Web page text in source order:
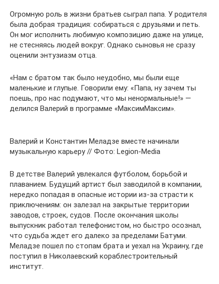
Огромную роль в жизни братьев сыграл папа. У родителя
была добрая традиция: собираться с друзьями и петь.
Он мог исполнить любимую композицию даже на улице,
не стесняясь людей вокруг. Однако сыновья не сразу
оценили энтузиазм отца.
«Нам с братом так было неудобно, мы были еще
маленькие и глупые. Говорили ему: «Папа, ну зачем ты
поешь, про нас подумают, что мы ненормальные!» —
делился Валерий в программе «МаксимМаксим».
Валерий и Константин Меладзе вместе начинали
музыкальную карьеру // Фото: Legion-Media
В детстве Валерий увлекался футболом, борьбой и
плаванием. Будущий артист был заводилой в компании,
нередко попадая в опасные истории из-за страсти к
приключениям: он залезал на закрытые территории
заводов, строек, судов. После окончания школы
выпускник работал телефонистом, но быстро осознал,
что судьба ждет его далеко за пределами Батуми.
Меладзе пошел по стопам брата и уехал на Украину, где
поступил в Николаевский кораблестроительный
институт.